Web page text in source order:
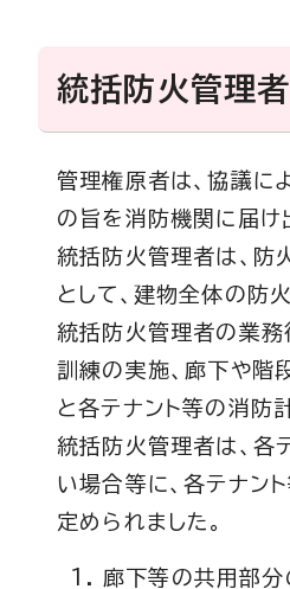
統括防火管理者
管理権原者は、協議に
の旨を消防機関に届け
統括防火管理者は、防
として、建物全体の防
統括防火管理者の業務
訓練の実施、廊下や階
と各テナント等の消防
統括防火管理者は、各
い場合等に、各テナン
定められました。
廊下等の共用部